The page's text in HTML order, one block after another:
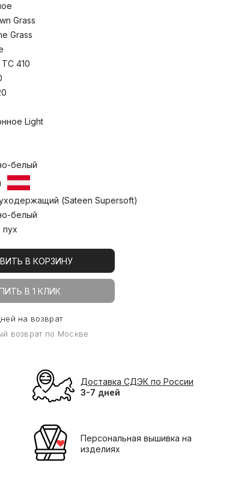
Кассетные одеяла ручной
box-кассет, распределяют пух
легкими и воздушными, но
до 30°С.
Grass
Grass
410
Light
белый
(Sateen Supersoft)
белый
пух
В КОРЗИНУ
В 1 КЛИК
на возврат
возврат по Москве
Доставка СДЭК по России
3-7 дней
Персональная вышивка на
изделиях